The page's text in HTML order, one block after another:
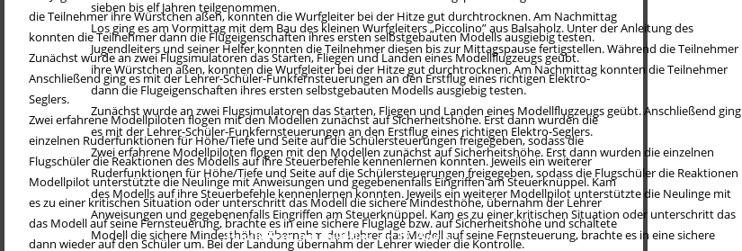
sieben bis elf Jahren teilgenommen.
Los ging es am Vormittag mit dem Bau des kleinen Wurfgleiters „Piccolino” aus Balsaholz. Unter der Anleitung des
Jugendleiters und seiner Helfer konnten die Teilnehmer diesen bis zur Mittagspause fertigstellen. Während die Teilnehmer
ihre Würstchen aßen, konnten die Wurfgleiter bei der Hitze gut durchtrocknen. Am Nachmittag konnten die Teilnehmer
dann die Flugeigenschaften ihres ersten selbstgebauten Modells ausgiebig testen.
Zunächst wurde an zwei Flugsimulatoren das Starten, Fliegen und Landen eines Modellflugzeugs geübt. Anschließend ging
es mit der Lehrer-Schüler-Funkfernsteuerungen an den Erstflug eines richtigen Elektro-Seglers.
Zwei erfahrene Modellpiloten flogen mit den Modellen zunächst auf Sicherheitshöhe. Erst dann wurden die einzelnen
Ruderfunktionen für Höhe/Tiefe und Seite auf die Schülersteuerungen freigegeben, sodass die Flugschüler die Reaktionen
des Modells auf ihre Steuerbefehle kennenlernen konnten. Jeweils ein weiterer Modellpilot unterstützte die Neulinge mit
Anweisungen und gegebenenfalls Eingriffen am Steuerknüppel. Kam es zu einer kritischen Situation oder unterschritt das
Modell die sichere Mindesthöhe, übernahm der Lehrer das Modell auf seine Fernsteuerung, brachte es in eine sichere
Familientag und Helferfest am 17. August
die Teilnehmer ihre Würstchen aßen, konnten die Wurfgleiter bei der Hitze gut durchtrocknen. Am Nachmittag
konnten die Teilnehmer dann die Flugeigenschaften ihres ersten selbstgebauten Modells ausgiebig testen.
Zunächst wurde an zwei Flugsimulatoren das Starten, Fliegen und Landen eines Modellflugzeugs geübt.
Anschließend ging es mit der Lehrer-Schüler-Funkfernsteuerungen an den Erstflug eines richtigen Elektro-
Seglers.
Zwei erfahrene Modellpiloten flogen mit den Modellen zunächst auf Sicherheitshöhe. Erst dann wurden die
einzelnen Ruderfunktionen für Höhe/Tiefe und Seite auf die Schülersteuerungen freigegeben, sodass die
Flugschüler die Reaktionen des Modells auf ihre Steuerbefehle kennenlernen konnten. Jeweils ein weiterer
Modellpilot unterstützte die Neulinge mit Anweisungen und gegebenenfalls Eingriffen am Steuerknüppel. Kam
es zu einer kritischen Situation oder unterschritt das Modell die sichere Mindesthöhe, übernahm der Lehrer
das Modell auf seine Fernsteuerung, brachte es in eine sichere Fluglage bzw. auf Sicherheitshöhe und schaltete
dann wieder auf den Schüler um. Bei der Landung übernahm der Lehrer wieder die Kontrolle.